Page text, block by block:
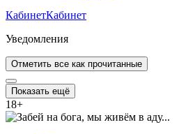
КабинетКабинет
Уведомления
Отметить все как прочитанные
Показать ещё
18+